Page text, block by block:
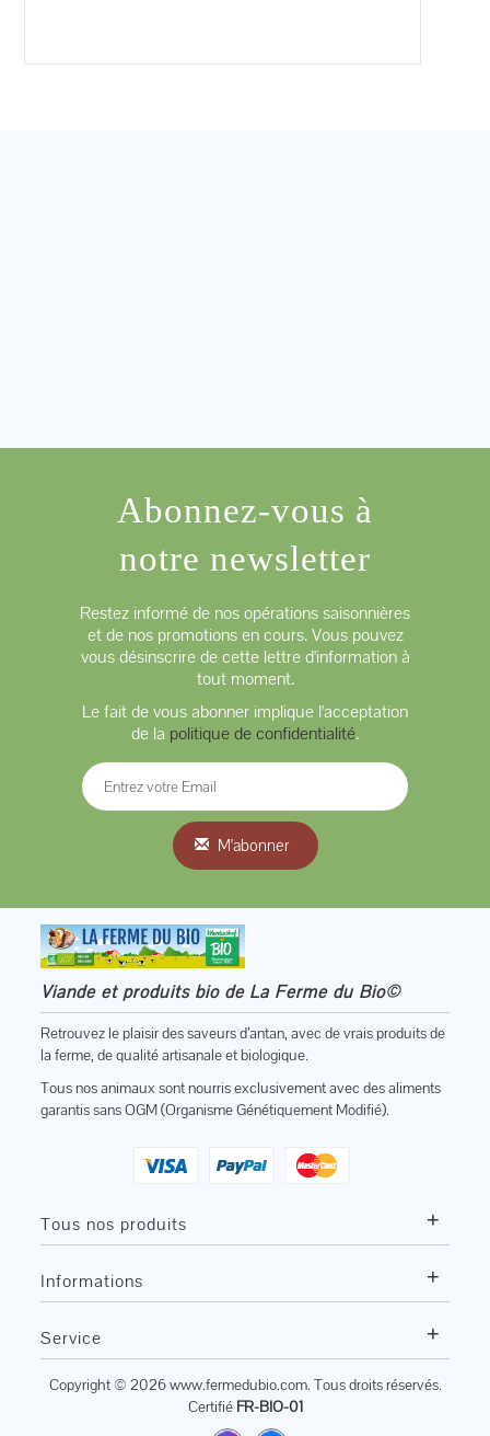
Abonnez-vous à
notre newsletter
Restez informé de nos opérations saisonnières
et de nos promotions en cours. Vous pouvez
vous désinscrire de cette lettre d'information à
tout moment.
Le fait de vous abonner implique l'acceptation
de la politique de confidentialité.
M'abonner
Viande et produits bio de La Ferme du Bio©
Retrouvez le plaisir des saveurs d’antan, avec de vrais produits de
la ferme, de qualité artisanale et biologique.
Tous nos animaux sont nourris exclusivement avec des aliments
garantis sans OGM (Organisme Génétiquement Modifié).
Tous nos produits +
Informations +
Service +
Copyright © 2026www.fermedubio.com. Tous droits réservés.
Certifié FR-BIO-01